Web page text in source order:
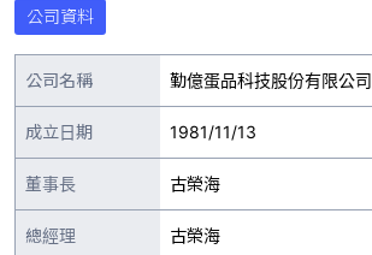
公司資料
公司名稱 勤億蛋品科技股份有限公司
成立日期 1981/11/13
董事長 古榮海
總經理 古榮海